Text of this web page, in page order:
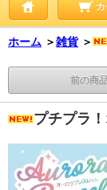
ホーム ＞雑貨 ＞
前の商
プチプラ